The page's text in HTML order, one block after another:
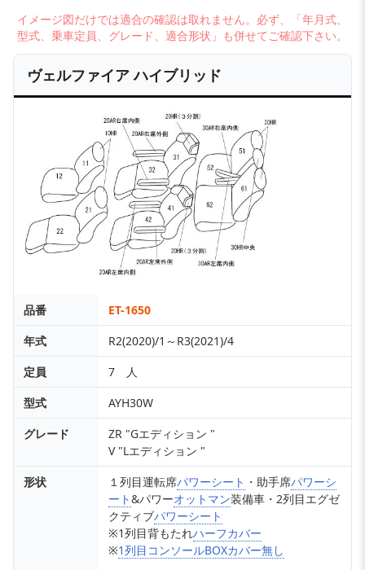
イメージ図だけでは適合の確認は取れません。必ず、「年月式、
型式、乗車定員、グレード、適合形状」も併せてご確認下さい。
ヴェルファイア ハイブリッド
品番
ET-1650
年式
R2(2020)/1～R3(2021)/4
定員
7 人
型式
AYH30W
グレード
ZR "Gエディション "
V "Lエディション "
形状
１列目運転席パワーシート ・助手席パワーシ
ート&パワーオットマン装備車・2列目エグゼ
クティブパワーシート
※1列目背もたれハーフカバー
※1列目コンソールBOXカバー無し